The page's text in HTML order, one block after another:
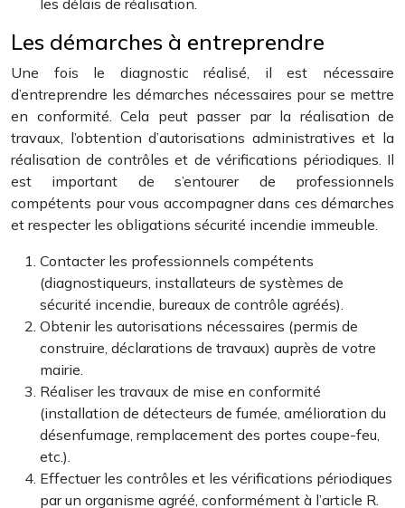
les délais de réalisation.
Les démarches à entreprendre
Une fois le diagnostic réalisé, il est nécessaire
d’entreprendre les démarches nécessaires pour se mettre
en conformité. Cela peut passer par la réalisation de
travaux, l’obtention d’autorisations administratives et la
réalisation de contrôles et de vérifications périodiques. Il
est important de s’entourer de professionnels
compétents pour vous accompagner dans ces démarches
et respecter les obligations sécurité incendie immeuble.
Contacter les professionnels compétents
(diagnostiqueurs, installateurs de systèmes de
sécurité incendie, bureaux de contrôle agréés).
Obtenir les autorisations nécessaires (permis de
construire, déclarations de travaux) auprès de votre
mairie.
Réaliser les travaux de mise en conformité
(installation de détecteurs de fumée, amélioration du
désenfumage, remplacement des portes coupe-feu,
etc.).
Effectuer les contrôles et les vérifications périodiques
par un organisme agréé, conformément à l’article R.